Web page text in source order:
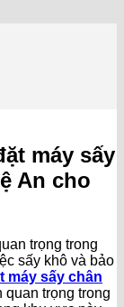
máy sấy
An cho
trọng trong
sấy khô và bảo
máy sấy chân
trọng trong